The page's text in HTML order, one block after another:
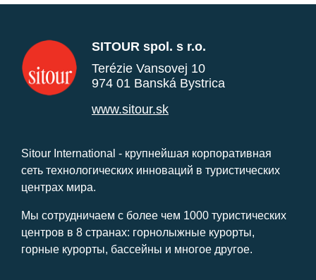
SITOUR spol. s r.o.
Terézie Vansovej 10
974 01 Banská Bystrica
www.sitour.sk
Sitour International - крупнейшая корпоративная
сеть технологических инноваций в туристических
центрах мира.
Мы сотрудничаем с более чем 1000 туристических
центров в 8 странах: горнолыжные курорты,
горные курорты, бассейны и многое другое.